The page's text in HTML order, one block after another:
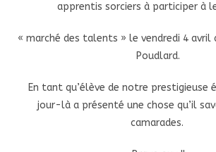
apprentis sorciers à participer à
« marché des talents » le vendredi 4 avril
Poudlard.
En tant qu’élève de notre prestigieuse
jour-là a présenté une chose qu’il
camarades.